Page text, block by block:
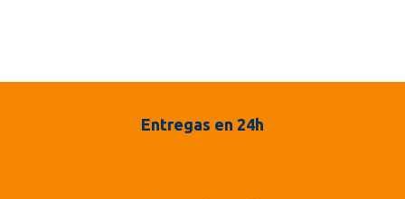
Entregas en 24h